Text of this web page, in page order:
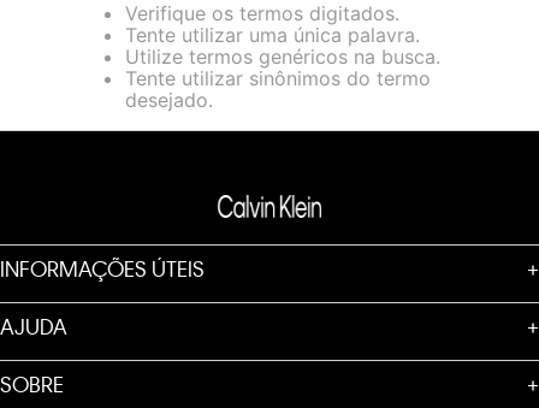
Verifique os termos digitados.
Tente utilizar uma única palavra.
Utilize termos genéricos na busca.
Tente utilizar sinônimos do termo
desejado.
INFORMAÇÕES ÚTEIS +
AJUDA +
SOBRE +